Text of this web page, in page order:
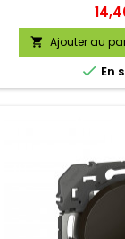
Prix
 Ajouter au
 En